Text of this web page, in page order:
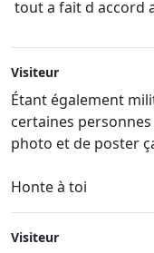
tout a fait d accord
Visiteur
Étant également
certaines
photo et de poster
Honte à toi
Visiteur